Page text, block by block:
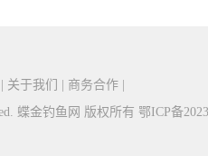
于我们 | 商务合作 |
蝶金钓鱼网 版权所有 鄂ICP备